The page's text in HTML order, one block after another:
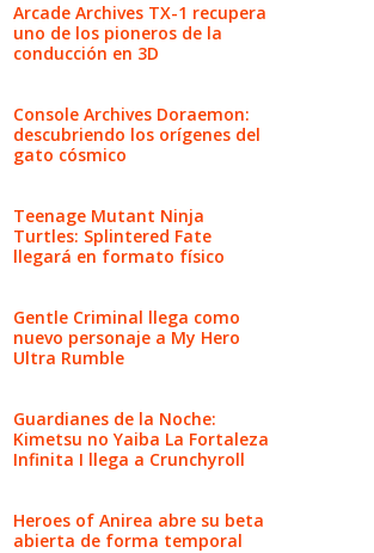
Arcade Archives TX-1 recupera
uno de los pioneros de la
conducción en 3D
Console Archives Doraemon:
descubriendo los orígenes del
gato cósmico
Teenage Mutant Ninja
Turtles: Splintered Fate
llegará en formato físico
Gentle Criminal llega como
nuevo personaje a My Hero
Ultra Rumble
Guardianes de la Noche:
Kimetsu no Yaiba La Fortaleza
Infinita I llega a Crunchyroll
Heroes of Anirea abre su beta
abierta de forma temporal